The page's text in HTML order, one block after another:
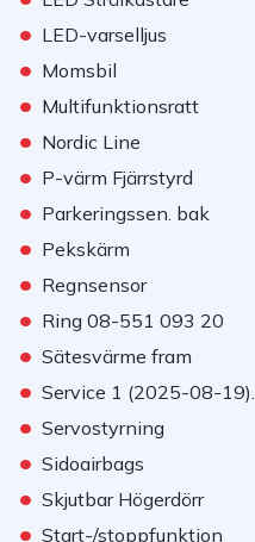
• LED-varselljus
• Momsbil
• Multifunktionsratt
• Nordic Line
• P-värm Fjärrstyrd
• Parkeringssen. bak
• Pekskärm
• Regnsensor
• Ring 08-551 093 20
• Sätesvärme fram
• Service 1 (2025-08-19).
• Servostyrning
• Sidoairbags
• Skjutbar Högerdörr
• Start-/stoppfunktion